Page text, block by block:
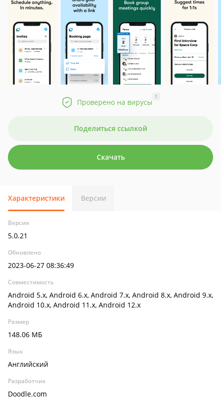
Проверено на вирусы
?
Поделиться ссылкой
Скачать
Характеристики Версии
Версия
5.0.21
Обновлено
2023-06-27 08:36:49
Совместимость
Android 5.x, Android 6.x, Android 7.x, Android 8.x, Android 9.x,
Android 10.x, Android 11.x, Android 12.x
Размер
148.06 МБ
Язык
Английский
Разработчик
Doodle.com